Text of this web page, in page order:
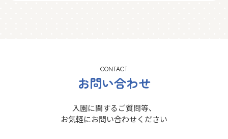
CONTACT
お問い合わせ
入園に関するご質問等、
お気軽にお問い合わせください